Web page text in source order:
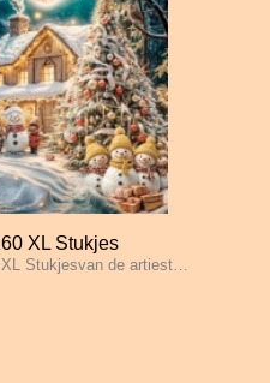
XL Stukjes
Stukjesvan de artiest…